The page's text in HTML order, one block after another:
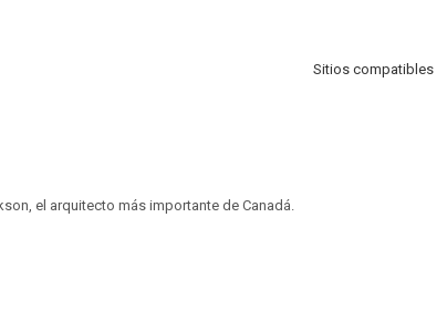
Sitios compatibles
el arquitecto más importante de Canadá.